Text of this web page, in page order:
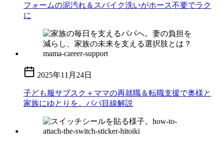
フォームの泥汚れ＆スパイク洗いがホース不要でラク
に
2025年11月24日
子ども服サブスク＋ママの再就職＆転職支援で奥様と
家族にゆとりを。パパ目線解説